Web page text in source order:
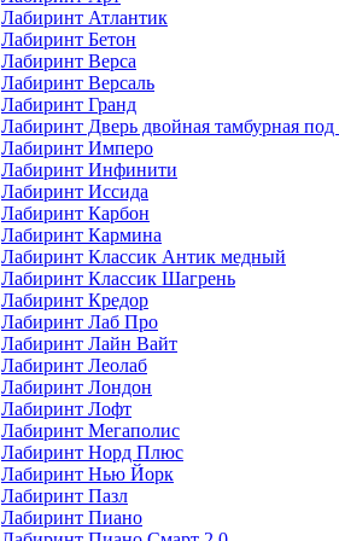
Лабиринт Атлантик
Лабиринт Бетон
Лабиринт Верса
Лабиринт Версаль
Лабиринт Гранд
Лабиринт Дверь двойная тамбурная под
Лабиринт Имперо
Лабиринт Инфинити
Лабиринт Иссида
Лабиринт Карбон
Лабиринт Кармина
Лабиринт Классик Антик медный
Лабиринт Классик Шагрень
Лабиринт Кредор
Лабиринт Лаб Про
Лабиринт Лайн Вайт
Лабиринт Леолаб
Лабиринт Лондон
Лабиринт Лофт
Лабиринт Мегаполис
Лабиринт Норд Плюс
Лабиринт Нью Йорк
Лабиринт Пазл
Лабиринт Пиано